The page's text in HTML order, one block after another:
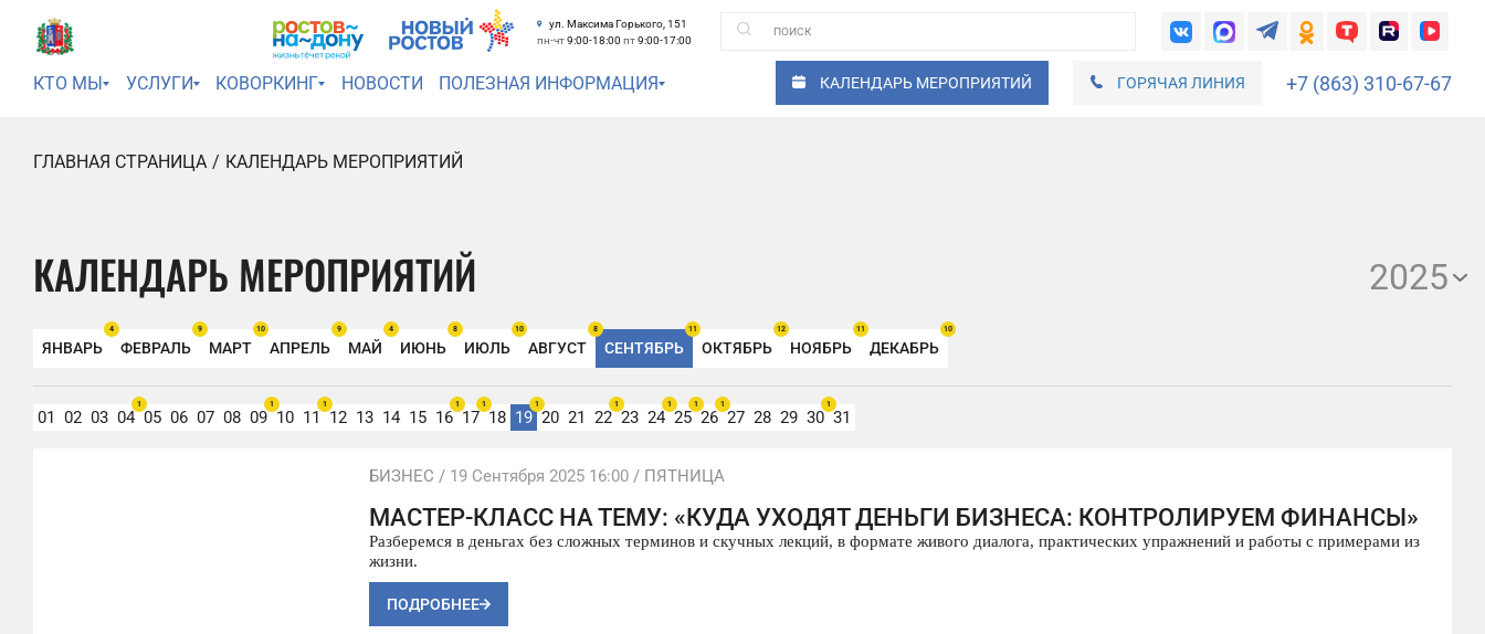
ул. Максима Горького, 151
пн-чт9:00-18:00 пт9:00-17:00
КТО МЫ УСЛУГИ КОВОРКИНГ НОВОСТИ ПОЛЕЗНАЯ ИНФОРМАЦИЯ КАЛЕНДАРЬ МЕРОПРИЯТИЙ ГОРЯЧАЯ ЛИНИЯ +7 (863) 310-67-67
ГЛАВНАЯ СТРАНИЦА КАЛЕНДАРЬ МЕРОПРИЯТИЙ
КАЛЕНДАРЬ МЕРОПРИЯТИЙ 2025
ЯНВАРЬ
4
ФЕВРАЛЬ
9
МАРТ
10
АПРЕЛЬ
9
МАЙ
4
ИЮНЬ
8
ИЮЛЬ
10
АВГУСТ
8
СЕНТЯБРЬ
11
ОКТЯБРЬ
12
НОЯБРЬ
11
ДЕКАБРЬ
10
01 02 03 04
1
05 06 07 08 09
1
10 11
1
12 13 14 15 16
1
17
1
18 19
1
20 21 22
1
23 24
1
25
1
26
1
27 28 29 30
1
31
БИЗНЕС / 19 Сентября 2025 16:00 / ПЯТНИЦА
МАСТЕР-КЛАСС НА ТЕМУ: «КУДА УХОДЯТ ДЕНЬГИ БИЗНЕСА: КОНТРОЛИРУЕМ ФИНАНСЫ»
Разберемся в деньгах без сложных терминов и скучных лекций, в формате живого диалога, практических упражнений и работы с примерами из
жизни.
ПОДРОБНЕЕ